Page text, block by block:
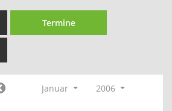
Termine
Januar
2006